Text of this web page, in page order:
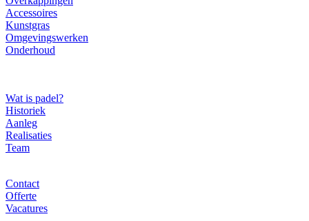
Accessoires
Kunstgras
Omgevingswerken
Onderhoud
Wat is padel?
Historiek
Aanleg
Realisaties
Team
Contact
Offerte
Vacatures